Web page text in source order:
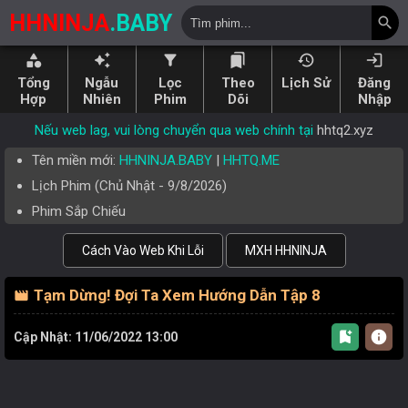
HHNINJA.BABY search
category
Tổng
Hợp
auto_awesome
Ngẫu
Nhiên
filter_alt
Lọc
Phim
bookmarks
Theo
Dõi
history
Lịch Sử
login
Đăng
Nhập
Nếu web lag, vui lòng chuyển qua web chính tại hhtq2.xyz
Tên miền mới: HHNINJA.BABY | HHTQ.ME
Lịch Phim (Chủ Nhật - 9/8/2026)
Phim Sắp Chiếu
Cách Vào Web Khi Lỗi MXH HHNINJA
movie Tạm Dừng! Đợi Ta Xem Hướng Dẫn Tập 8
Cập Nhật: 11/06/2022 13:00 bookmark_add info